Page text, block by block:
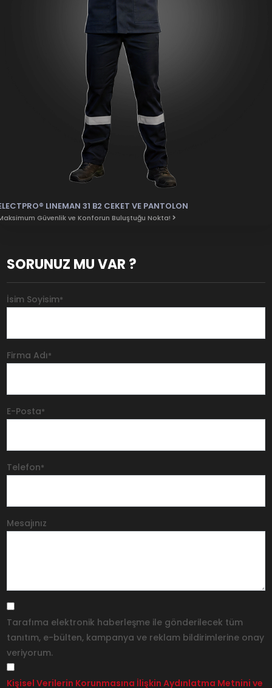
LINEMAN 31 B2 CEKET VE PANTOLON
Güvenlik ve Konforun Buluştuğu Nokta!
SORUNUZ MU VAR ?
İsim Soyisim*
Firma Adı*
E-Posta*
Telefon*
Mesajınız
Tarafıma elektronik haberleşme ile gönderilecek tüm
tanıtım, e-bülten, kampanya ve reklam bildirimlerine onay
veriyorum.
Kişisel Verilerin Korunmasına İlişkin Aydınlatma Metnini ve